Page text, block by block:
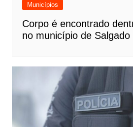
Municípios
Corpo é encontrado
no município de Salgado